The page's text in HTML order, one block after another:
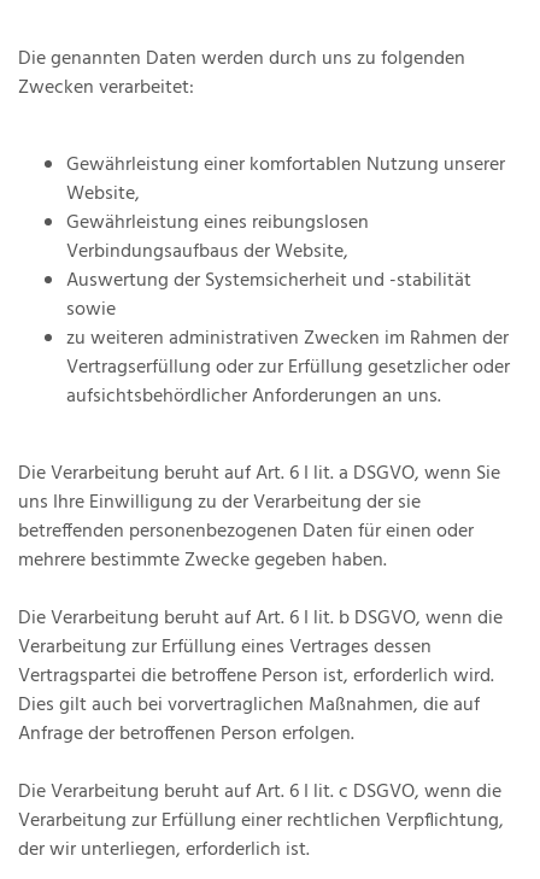
Die genannten Daten werden durch uns zu folgenden
Zwecken verarbeitet:
Gewährleistung einer komfortablen Nutzung unserer
Website,
Gewährleistung eines reibungslosen
Verbindungsaufbaus der Website,
Auswertung der Systemsicherheit und -stabilität
sowie
zu weiteren administrativen Zwecken im Rahmen der
Vertragserfüllung oder zur Erfüllung gesetzlicher oder
aufsichtsbehördlicher Anforderungen an uns.
Die Verarbeitung beruht auf Art. 6 I lit. a DSGVO, wenn Sie
uns Ihre Einwilligung zu der Verarbeitung der sie
betreffenden personenbezogenen Daten für einen oder
mehrere bestimmte Zwecke gegeben haben.
Die Verarbeitung beruht auf Art. 6 I lit. b DSGVO, wenn die
Verarbeitung zur Erfüllung eines Vertrages dessen
Vertragspartei die betroffene Person ist, erforderlich wird.
Dies gilt auch bei vorvertraglichen Maßnahmen, die auf
Anfrage der betroffenen Person erfolgen.
Die Verarbeitung beruht auf Art. 6 I lit. c DSGVO, wenn die
Verarbeitung zur Erfüllung einer rechtlichen Verpflichtung,
der wir unterliegen, erforderlich ist.